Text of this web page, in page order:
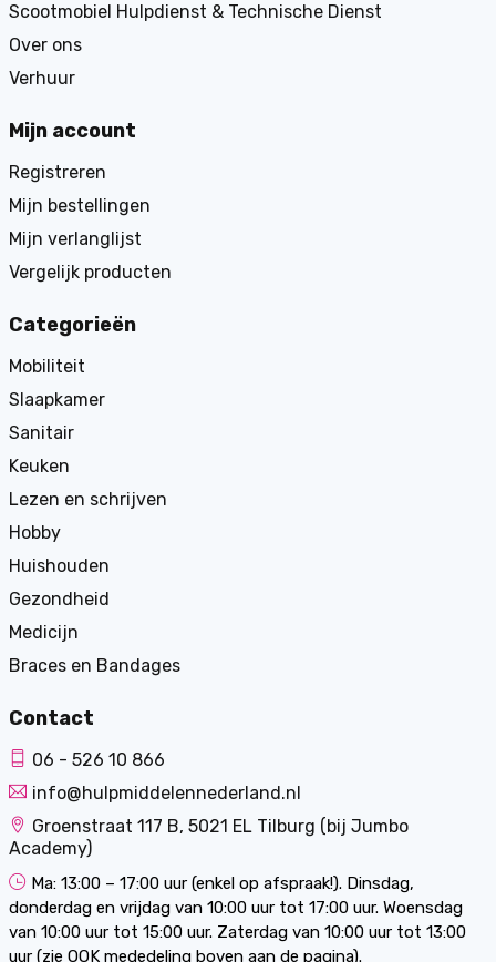
Scootmobiel Hulpdienst & Technische Dienst
Over ons
Verhuur
Mijn account
Registreren
Mijn bestellingen
Mijn verlanglijst
Vergelijk producten
Categorieën
Mobiliteit
Slaapkamer
Sanitair
Keuken
Lezen en schrijven
Hobby
Huishouden
Gezondheid
Medicijn
Braces en Bandages
Contact
06 - 526 10 866
info@hulpmiddelennederland.nl
Groenstraat 117 B, 5021 EL Tilburg (bij Jumbo
Academy)
Ma: 13:00 – 17:00 uur (enkel op afspraak!). Dinsdag,
donderdag en vrijdag van 10:00 uur tot 17:00 uur. Woensdag
van 10:00 uur tot 15:00 uur. Zaterdag van 10:00 uur tot 13:00
uur (zie OOK mededeling boven aan de pagina).